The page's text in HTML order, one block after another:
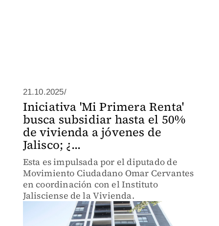
21.10.2025/
Iniciativa 'Mi Primera Renta'
busca subsidiar hasta el 50%
de vivienda a jóvenes de
Jalisco; ¿...
Esta es impulsada por el diputado de
Movimiento Ciudadano Omar Cervantes
en coordinación con el Instituto
Jalisciense de la Vivienda.